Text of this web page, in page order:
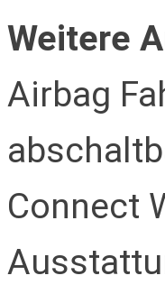
Weitere
Airbag
Connect